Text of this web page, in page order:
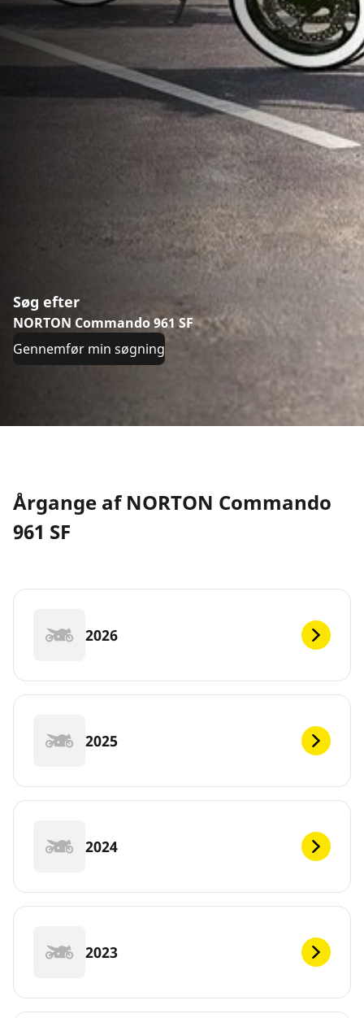
Søg efter
NORTON Commando 961 SF
Gennemfør min søgning
Årgange af NORTON Commando
961 SF
2026
2025
2024
2023